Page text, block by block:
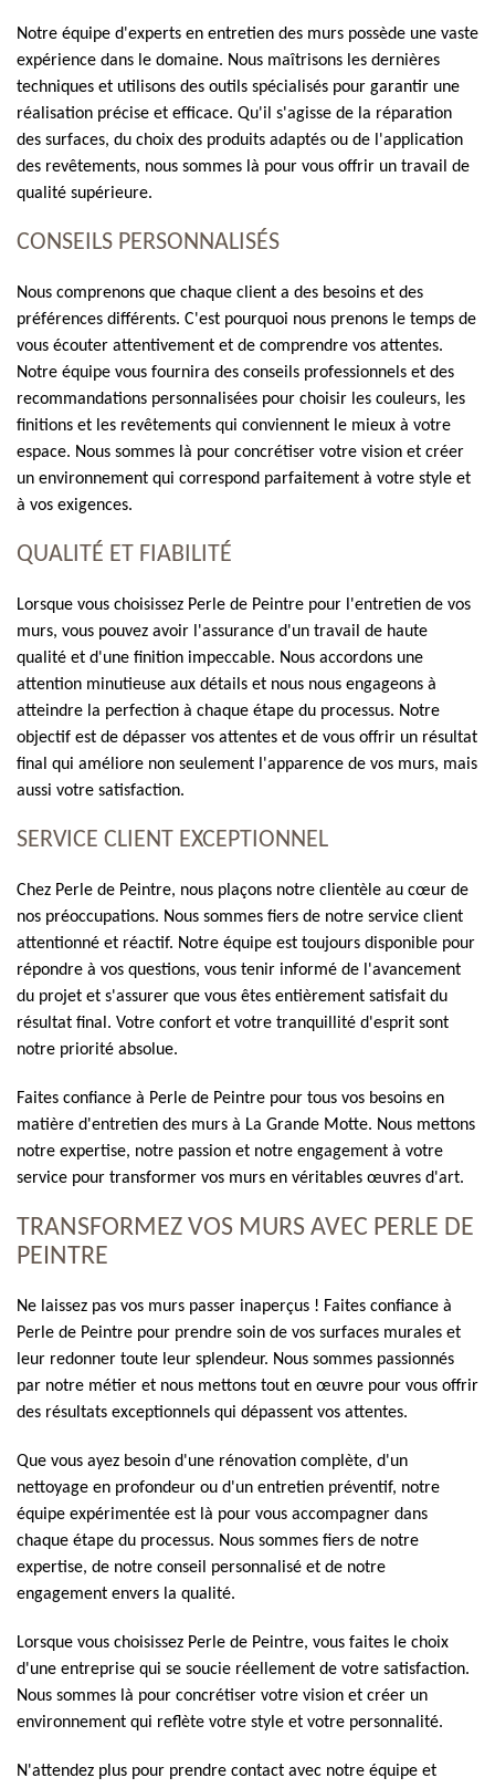
Notre équipe d'experts en entretien des murs possède une vaste
expérience dans le domaine. Nous maîtrisons les dernières
techniques et utilisons des outils spécialisés pour garantir une
réalisation précise et efficace. Qu'il s'agisse de la réparation
des surfaces, du choix des produits adaptés ou de l'application
des revêtements, nous sommes là pour vous offrir un travail de
qualité supérieure.
CONSEILS PERSONNALISÉS
Nous comprenons que chaque client a des besoins et des
préférences différents. C'est pourquoi nous prenons le temps de
vous écouter attentivement et de comprendre vos attentes.
Notre équipe vous fournira des conseils professionnels et des
recommandations personnalisées pour choisir les couleurs, les
finitions et les revêtements qui conviennent le mieux à votre
espace. Nous sommes là pour concrétiser votre vision et créer
un environnement qui correspond parfaitement à votre style et
à vos exigences.
QUALITÉ ET FIABILITÉ
Lorsque vous choisissez Perle de Peintre pour l'entretien de vos
murs, vous pouvez avoir l'assurance d'un travail de haute
qualité et d'une finition impeccable. Nous accordons une
attention minutieuse aux détails et nous nous engageons à
atteindre la perfection à chaque étape du processus. Notre
objectif est de dépasser vos attentes et de vous offrir un résultat
final qui améliore non seulement l'apparence de vos murs, mais
aussi votre satisfaction.
SERVICE CLIENT EXCEPTIONNEL
Chez Perle de Peintre, nous plaçons notre clientèle au cœur de
nos préoccupations. Nous sommes fiers de notre service client
attentionné et réactif. Notre équipe est toujours disponible pour
répondre à vos questions, vous tenir informé de l'avancement
du projet et s'assurer que vous êtes entièrement satisfait du
résultat final. Votre confort et votre tranquillité d'esprit sont
notre priorité absolue.
Faites confiance à Perle de Peintre pour tous vos besoins en
matière d'entretien des murs à La Grande Motte. Nous mettons
notre expertise, notre passion et notre engagement à votre
service pour transformer vos murs en véritables œuvres d'art.
TRANSFORMEZ VOS MURS AVEC PERLE DE
PEINTRE
Ne laissez pas vos murs passer inaperçus ! Faites confiance à
Perle de Peintre pour prendre soin de vos surfaces murales et
leur redonner toute leur splendeur. Nous sommes passionnés
par notre métier et nous mettons tout en œuvre pour vous offrir
des résultats exceptionnels qui dépassent vos attentes.
Que vous ayez besoin d'une rénovation complète, d'un
nettoyage en profondeur ou d'un entretien préventif, notre
équipe expérimentée est là pour vous accompagner dans
chaque étape du processus. Nous sommes fiers de notre
expertise, de notre conseil personnalisé et de notre
engagement envers la qualité.
Lorsque vous choisissez Perle de Peintre, vous faites le choix
d'une entreprise qui se soucie réellement de votre satisfaction.
Nous sommes là pour concrétiser votre vision et créer un
environnement qui reflète votre style et votre personnalité.
N'attendez plus pour prendre contact avec notre équipe et